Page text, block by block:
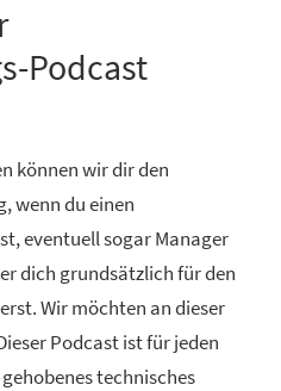
Podcast
können wir dir den
wenn du einen
eventuell sogar Manager
dich grundsätzlich für den
Wir möchten an dieser
Podcast ist für jeden
technisches